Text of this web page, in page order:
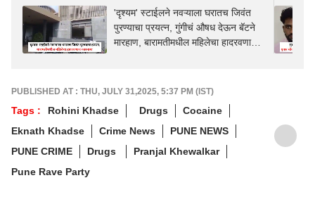
'दृश्यम' स्टाईलने नवऱ्याला घरातच जिवंत
पुरण्याचा प्रयत्न, गुंगीचं औषध देऊन बॅटने
मारहाण, बारामतीमधील महिलेचा हादरवणारा
PUBLISHED AT : THU, JULY 31,2025, 5:37 PM (IST)
Tags : Rohini Khadse Drugs
Cocaine
Eknath Khadse
Crime News
PUNE NEWS
PUNE CRIME
Drugs
Pranjal Khewalkar
Pune Rave Party